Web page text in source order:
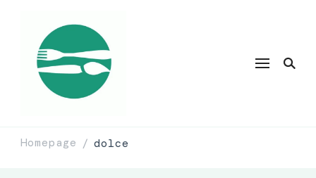
Homepage / dolce